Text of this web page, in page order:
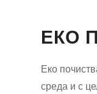
ЕКО
Еко
среда и с